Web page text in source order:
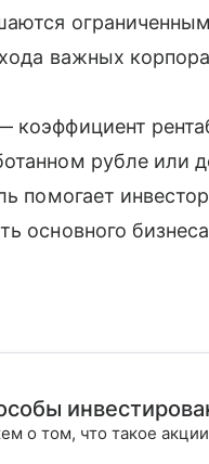
важных
рубле или
помогает
основного
о том, что такое